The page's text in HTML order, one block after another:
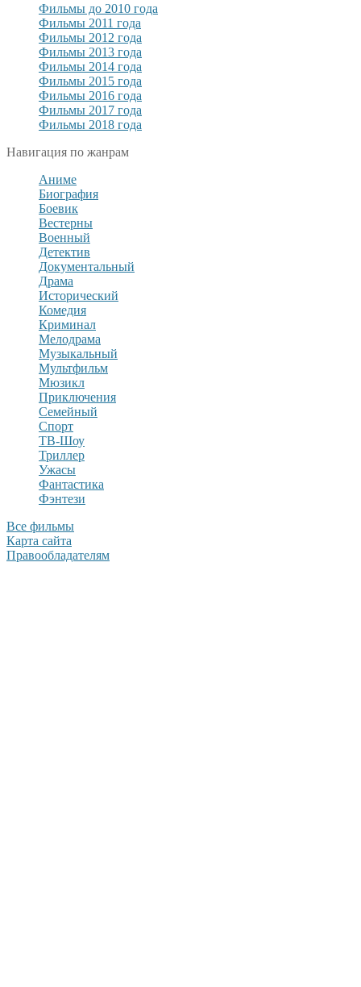
Фильмы до 2010 года
Фильмы 2011 года
Фильмы 2012 года
Фильмы 2013 года
Фильмы 2014 года
Фильмы 2015 года
Фильмы 2016 года
Фильмы 2017 года
Фильмы 2018 года
Навигация по жанрам
Аниме
Биография
Боевик
Вестерны
Военный
Детектив
Документальный
Драма
Исторический
Комедия
Криминал
Мелодрама
Музыкальный
Мультфильм
Мюзикл
Приключения
Семейный
Спорт
ТВ-Шоу
Триллер
Ужасы
Фантастика
Фэнтези
Все фильмы
Карта сайта
Правообладателям